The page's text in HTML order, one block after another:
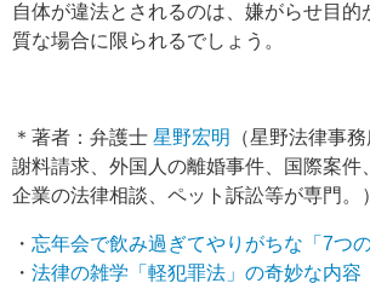
自体が違法とされるのは、嫌がらせ目的
質な場合に限られるでしょう。
＊著者：弁護士 星野宏明
（星野法律事
謝料請求、外国人の離婚事件、国際案件
企業の法律相談、ペット訴訟等が専門。）
・ 忘年会で飲み過ぎてやりがちな「7つの
・ 法律の雑学「軽犯罪法」の奇妙な内容